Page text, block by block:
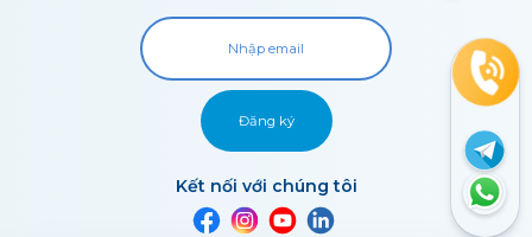
Đăng ký
Kết nối với chúng tôi